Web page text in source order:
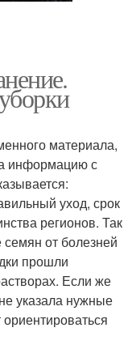
материала,
информацию с
уход, срок
регионов. Так
от болезней
прошли
Если же
указала нужные